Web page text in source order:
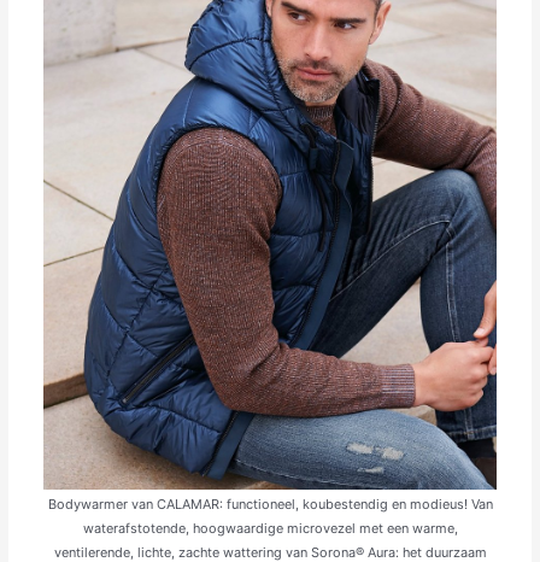
Bodywarmer van CALAMAR: functioneel, koubestendig en modieus! Van
waterafstotende, hoogwaardige microvezel met een warme,
ventilerende, lichte, zachte wattering van Sorona® Aura: het duurzaam